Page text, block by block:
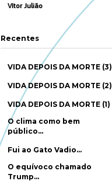
Vítor Julião
Recentes
VIDA DEPOIS DA MORTE (3)
VIDA DEPOIS DA MORTE (2)
VIDA DEPOIS DA MORTE (1)
O clima como bem
público…
Fui ao Gato Vadio…
O equívoco chamado
Trump…